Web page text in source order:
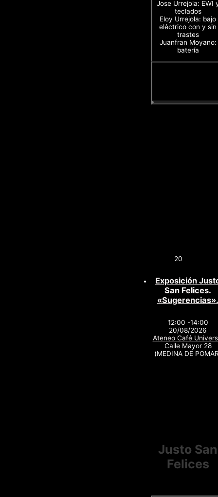
Jose Urrejola: EWI
teclados
Eloy Urrejola: bajo
eléctrico con y sin
trastes
Juanfran Moyano:
batería
20
Exposición
San Felices.
«Sugerencias».
12:00 -14:00
20/08/2026
Ateneo Café
Calle Mayor 28
(MEDINA DE
Justo San
Felices